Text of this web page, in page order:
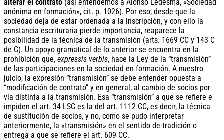
alterar el contrato (así entendemos a Alonso Ledesma, «Sociedad
anónima en formación», cit. p. 1026). Por eso, desde que la
sociedad deja de estar ordenada a la inscripción, y con ello la
constancia escrituraria pierde importancia, reaparece la
posibilidad de la técnica de la transmisión (arts. 1669 CC y 143 C
de C). Un apoyo gramatical de lo anterior se encuentra en la
prohibición que, expressis verbis, hace la Ley de la “transmisión”
de las participaciones en la sociedad en formación. A nuestro
juicio, la expresión “transmisión” se debe entender opuesta a
“modificación de contrato” y en general, al cambio de socios por
vía distinta a la transmisión. Esa “transmisión” a que se refiere e
impiden el art. 34 LSC es la del art. 1112 CC, es decir, la técnica
de sustitución de socios, y no, como se pudo interpretar
anteriormente, la «transmisión» en el sentido de tradición o
entrega a que se refiere el art. 609 CC.